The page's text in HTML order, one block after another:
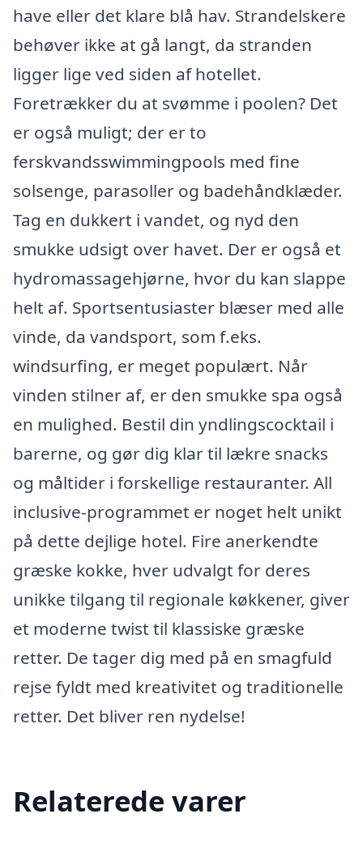
have eller det klare blå hav. Strandelskere
behøver ikke at gå langt, da stranden
ligger lige ved siden af hotellet.
Foretrækker du at svømme i poolen? Det
er også muligt; der er to
ferskvandsswimmingpools med fine
solsenge, parasoller og badehåndklæder.
Tag en dukkert i vandet, og nyd den
smukke udsigt over havet. Der er også et
hydromassagehjørne, hvor du kan slappe
helt af. Sportsentusiaster blæser med alle
vinde, da vandsport, som f.eks.
windsurfing, er meget populært. Når
vinden stilner af, er den smukke spa også
en mulighed. Bestil din yndlingscocktail i
barerne, og gør dig klar til lækre snacks
og måltider i forskellige restauranter. All
inclusive-programmet er noget helt unikt
på dette dejlige hotel. Fire anerkendte
græske kokke, hver udvalgt for deres
unikke tilgang til regionale køkkener, giver
et moderne twist til klassiske græske
retter. De tager dig med på en smagfuld
rejse fyldt med kreativitet og traditionelle
retter. Det bliver ren nydelse!
Relaterede varer